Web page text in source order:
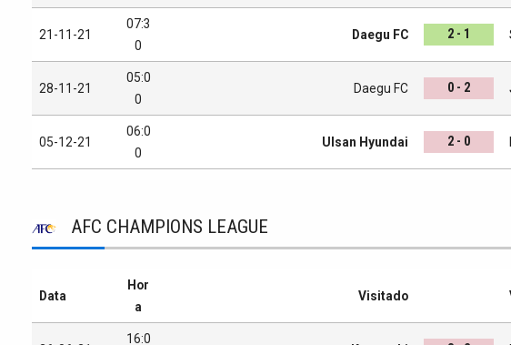
21-11-21
07:3
0
Daegu FC 2 - 1
28-11-21
05:0
0
Daegu FC 0 - 2
05-12-21
06:0
0
Ulsan Hyundai 2 - 0
AFC CHAMPIONS LEAGUE
Data
Hor
a
Visitado
16:0